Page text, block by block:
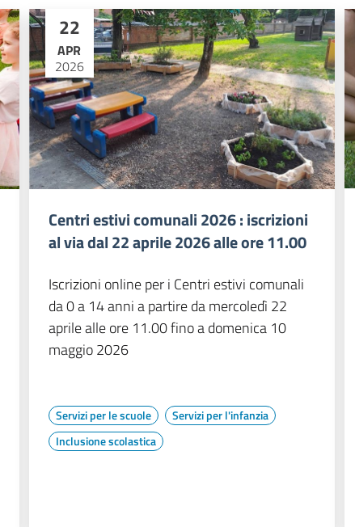
22
APR
2026
Centri estivi comunali 2026 : iscrizioni
al via dal 22 aprile 2026 alle ore 11.00
Iscrizioni online per i Centri estivi comunali
da 0 a 14 anni a partire da mercoledì 22
aprile alle ore 11.00 fino a domenica 10
maggio 2026
Servizi per le scuole
Servizi per l'infanzia
Inclusione scolastica